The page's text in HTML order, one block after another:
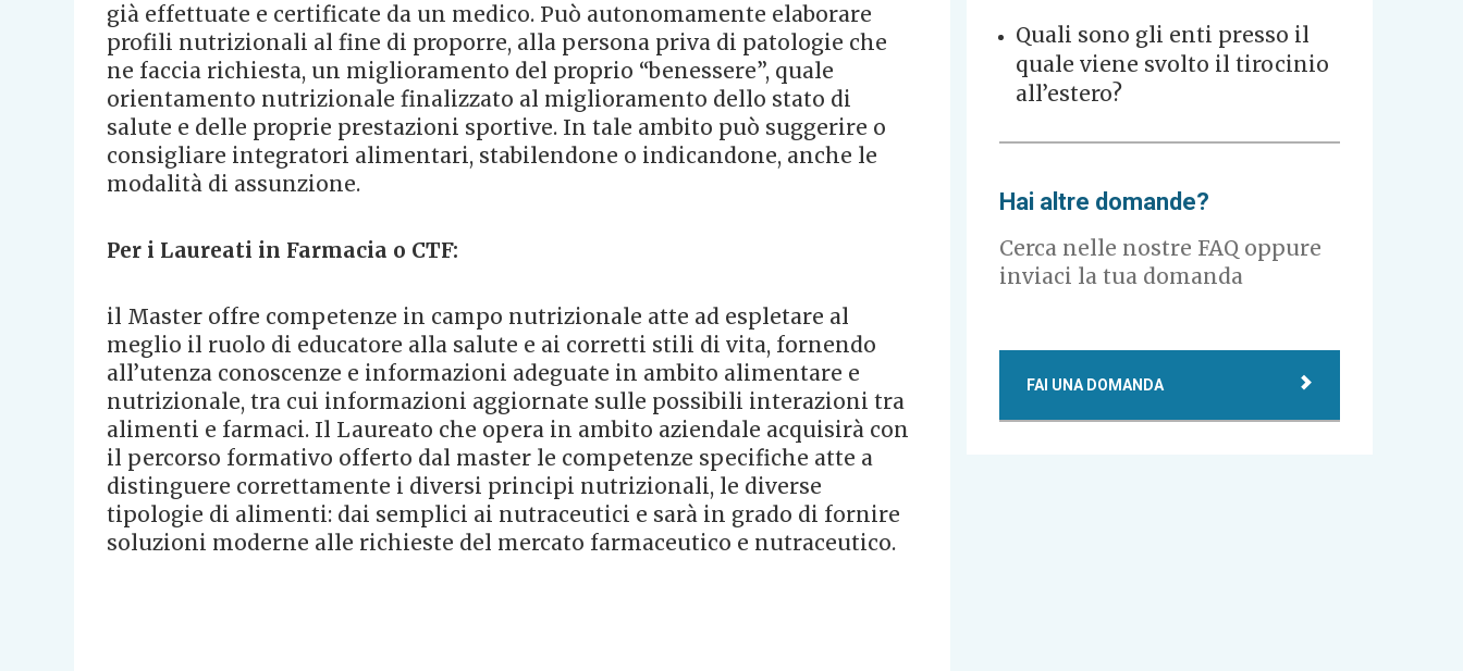
già effettuate e certificate da un medico. Può autonomamente elaborare
profili nutrizionali al fine di proporre, alla persona priva di patologie che
ne faccia richiesta, un miglioramento del proprio “benessere”, quale
orientamento nutrizionale finalizzato al miglioramento dello stato di
salute e delle proprie prestazioni sportive. In tale ambito può suggerire o
consigliare integratori alimentari, stabilendone o indicandone, anche le
modalità di assunzione.
Per i Laureati in Farmacia o CTF:
il Master offre competenze in campo nutrizionale atte ad espletare al
meglio il ruolo di educatore alla salute e ai corretti stili di vita, fornendo
all’utenza conoscenze e informazioni adeguate in ambito alimentare e
nutrizionale, tra cui informazioni aggiornate sulle possibili interazioni tra
alimenti e farmaci. Il Laureato che opera in ambito aziendale acquisirà con
il percorso formativo offerto dal master le competenze specifiche atte a
distinguere correttamente i diversi principi nutrizionali, le diverse
tipologie di alimenti: dai semplici ai nutraceutici e sarà in grado di fornire
soluzioni moderne alle richieste del mercato farmaceutico e nutraceutico.
Quali sono gli enti presso il
quale viene svolto il tirocinio
all’estero?
Hai altre domande?
Cerca nelle nostre FAQ oppure
inviaci la tua domanda
FAI UNA DOMANDA